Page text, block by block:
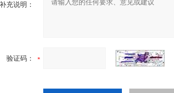
补充说明：
验证码：